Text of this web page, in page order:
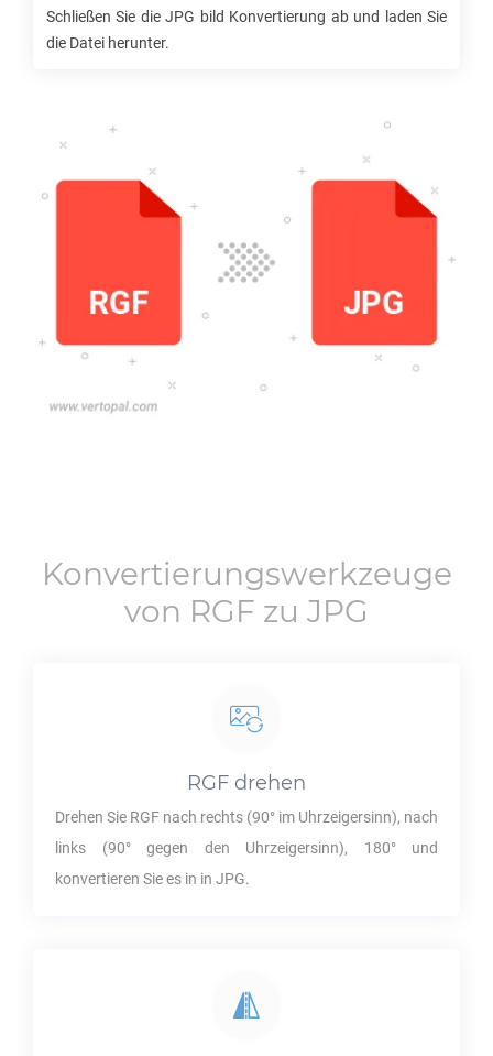
Schließen Sie dieJPG bild Konvertierung ab und laden Sie
die Datei herunter.
Konvertierungswerkzeuge
von RGF zu JPG
RGF drehen
Drehen Sie RGF nach rechts (90° im Uhrzeigersinn), nach
links (90° gegen den Uhrzeigersinn), 180° und
konvertieren Sie es in in JPG.